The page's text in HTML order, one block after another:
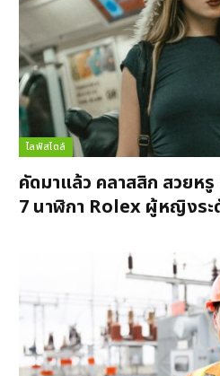
ไลฟ์สไตล์
คัดมาแล้ว คลาสสิก สวยห
7 นาฬิกา Rolex ผู้หญิงระ